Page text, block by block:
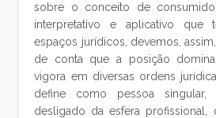
sobre o conceito de
interpretativo e aplicativo que
espaços jurídicos, devemos,
de conta que a posição
vigora em diversas ordens
define como pessoa singular,
desligado da esfera profissional,